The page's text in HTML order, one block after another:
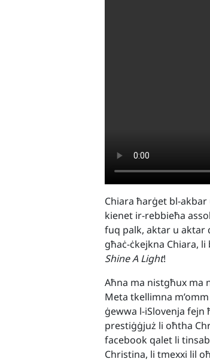
Chiara ħarġet bl-
kienet ir-rebbieħa
fuq palk, aktar u aktar
għaċ-ċkejkna Chiara,
Shine A Light!
Aħna ma nistgħux ma
Meta tkellimna
ġewwa l-iSlovenja
prestiġġjuż li oħtha
facebook qalet li
Christina, li tmexxi lil